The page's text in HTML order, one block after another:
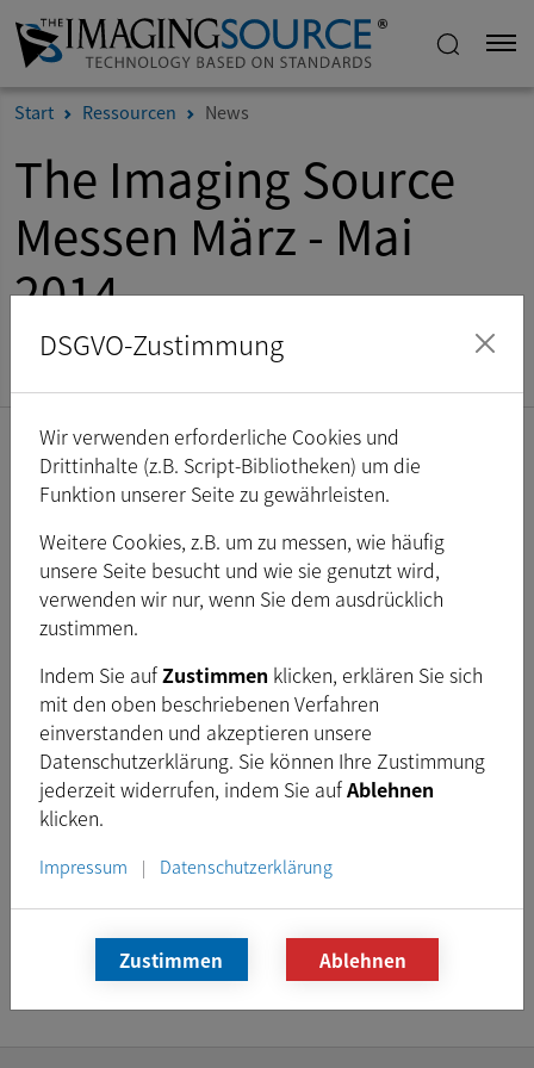
Start Ressourcen News
The Imaging Source
Messen März - Mai
2014
Auf diesen Messen wird The Imaging Source von März - Mai
2014 vertreten sein:
SIAF 2014, Guangzhou-China, 3. - 5. März 2014
Aimex Korea, Seoul-Korea, 4. - 7. März 2014
Vision China , Shanghai-China, 18. - 20. März 2014
28. März 2014
Expo Control, Moskau-Russland, 22 - 24. April 2014
Vision Boston, Boston-Massachusetts, 15. - 17. April
2014
SPS IPC Drives
Besuchen Sie uns an unserem Stand, wir freuen uns Sie
DSGVO-Zustimmung
Wir verwenden erforderliche Cookies und
Drittinhalte (z.B. Script-Bibliotheken) um die
Funktion unserer Seite zu gewährleisten.
Weitere Cookies, z.B. um zu messen, wie häufig
unsere Seite besucht und wie sie genutzt wird,
verwenden wir nur, wenn Sie dem ausdrücklich
zustimmen.
Indem Sie aufZustimmen klicken, erklären Sie sich
mit den oben beschriebenen Verfahren
einverstanden und akzeptieren unsere
Datenschutzerklärung. Sie können Ihre Zustimmung
jederzeit widerrufen, indem Sie aufAblehnen
klicken.
Impressum | Datenschutzerklärung
Zustimmen Ablehnen